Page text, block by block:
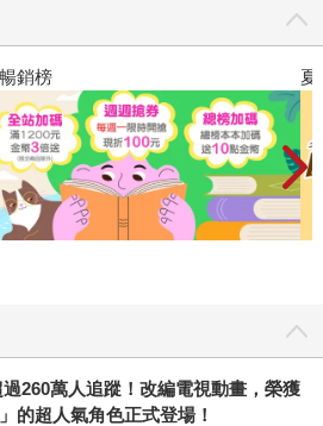
260萬人追蹤！改編電視動畫，榮獲
的超人氣角色正式登場！